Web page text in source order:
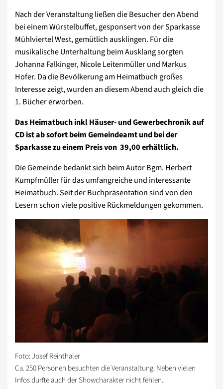
Nach der Veranstaltung ließen die Besucher den Abend
bei einem Würstelbuffet, gesponsert von der Sparkasse
Mühlviertel West, gemütlich ausklingen. Für die
musikalische Unterhaltung beim Ausklang sorgten
Johanna Falkinger, Nicole Leitenmüller und Markus
Hofer. Da die Bevölkerung am Heimatbuch großes
Interesse zeigt, wurden an diesem Abend auch gleich die
1. Bücher erworben.
Das Heimatbuch inkl Häuser- und Gewerbechronik auf
CD ist ab sofort beim Gemeindeamt und bei der
Sparkasse zu einem Preis von  39,00 erhältlich.
Die Gemeinde bedankt sich beim Autor Bgm. Herbert
Kumpfmüller für das umfangreiche und interessante
Heimatbuch. Seit der Buchpräsentation sind von den
Lesern schon viele positive Rückmeldungen gekommen.
Foto: Josef Reinthaler
Ca. 250 Personen besuchten die Veranstaltung. Neben vielen
Infos durfte auch der Showcharakter nicht fehlen.